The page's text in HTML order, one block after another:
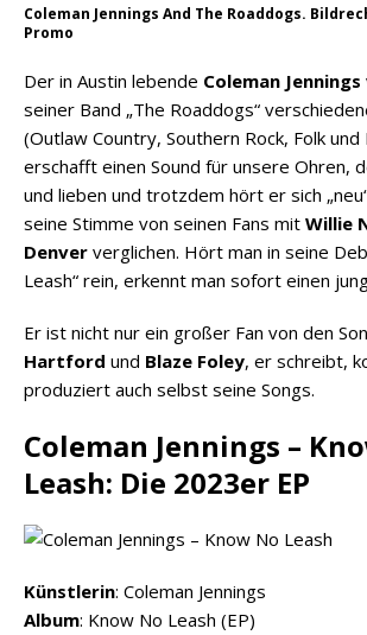
Coleman Jennings And The Roaddogs.
Promo
Der in Austin lebende Coleman Jennings
seiner Band „The Roaddogs“
(Outlaw Country, Southern Rock, Folk und
erschafft einen Sound für unsere Ohren,
und lieben und trotzdem hört er sich
seine Stimme von seinen Fans mit Willie
Denver verglichen. Hört man in seine
Leash“ rein, erkennt man sofort einen
Er ist nicht nur ein großer Fan von den
Hartford und Blaze Foley, er schreibt,
produziert auch selbst seine Songs.
Coleman Jennings –
Leash: Die 2023er EP
Künstlerin: Coleman Jennings
Album: Know No Leash (EP)